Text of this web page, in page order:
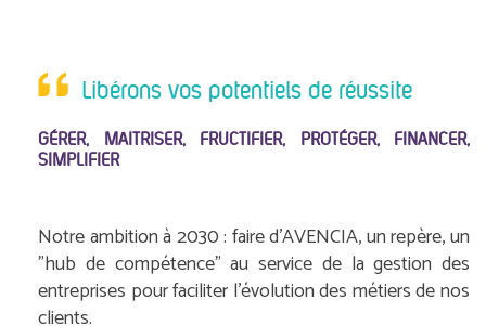
Libérons vos potentiels de réussite
GÉRER, MAÎTRISER, FRUCTIFIER, PROTÉGER, FINANCER,
SIMPLIFIER
Notre ambition à 2030 : faire d'AVENCIA, un repère, un
"hub de compétence" au service de la gestion des
entreprises pour faciliter l'évolution des métiers de nos
clients.